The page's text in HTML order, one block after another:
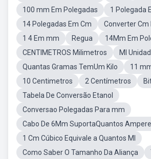
100 mm Em Polegadas
1 Polegada
14 Polegadas Em Cm
Converter Cm
1 4 Em mm
Regua
14Mm Em
CENTIMETROS Milimetros
Ml
Quantas Gramas TemUm Kilo
11
10 Centimetros
2 Centímetros
Tabela De Conversão Etanol
Conversao Polegadas Para mm
Cabo De 6Mm SuportaQuantos
1 Cm Cúbico Equivale a Quantos Ml
Como Saber O Tamanho Da Aliança